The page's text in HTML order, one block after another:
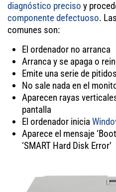
diagnóstico preciso y
componente defectuoso. Las
comunes son:
El ordenador no arranca
Arranca y se apaga o
Emite una serie de
No sale nada en el
Aparecen rayas
pantalla
El ordenador inicia
Aparece el mensaje
‘SMART Hard Disk Error’